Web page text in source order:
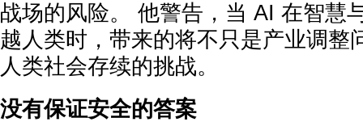
战场的风险。 他警告，当 AI 在智慧
越人类时，带来的将不只是产业调整
人类社会存续的挑战。
没有保证安全的答案